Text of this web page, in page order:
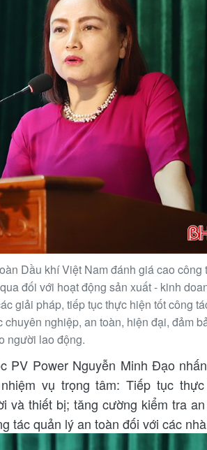
Dầu khí Việt Nam đánh giá cao công
đối với hoạt động sản xuất - kinh
giải pháp, tiếp tục thực hiện tốt công
nghiệp, an toàn, hiện đại, đảm
người lao động.
PV Power Nguyễn Minh Đạo
vụ trọng tâm: Tiếp tục
và thiết bị; tăng cường kiểm tra
tác quản lý an toàn đối với các